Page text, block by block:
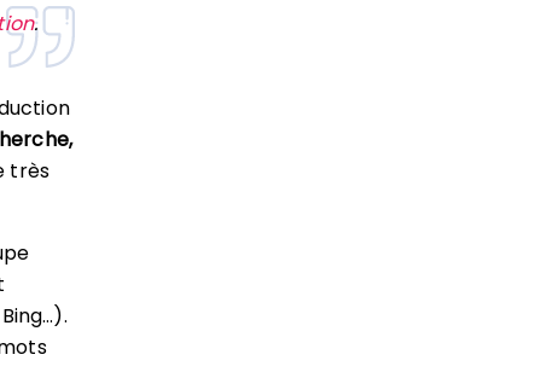
.
très